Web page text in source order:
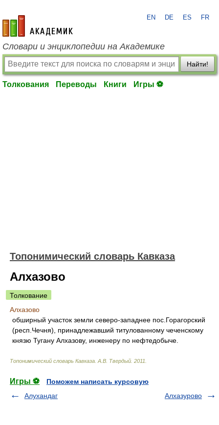
academic.ru
EN DE ES FR
Словари и энциклопедии на Академике
Найти!
Толкования Переводы Книги Игры ⚽
Топонимический словарь Кавказа
Алхазово
Толкование
Алхазово
обширный участок земли северо-западнее пос.Горагорский
(респ.Чечня), принадлежавший титулованному чеченскому
князю Тугану Алхазову, инженеру по нефтедобыче.
Топонимический словарь Кавказа А.В. Твердый 2011
Игры ⚽
Поможем написать курсовую
Алухандаг
Алхазурово